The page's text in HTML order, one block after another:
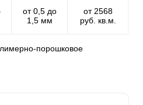
от 0,5 до
1,5 мм
от 2568
руб. кв.м.
порошковое